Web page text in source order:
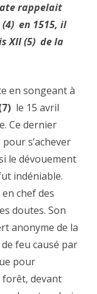
rappelait
en 1515, il
XII (5) de la
en songeant à
le 15 avril
Ce dernier
s’achever
le dévouement
indéniable.
chef des
doutes. Son
anonyme de la
feu causé par
pour
forêt, devant